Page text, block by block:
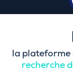
la plateforme
recherche